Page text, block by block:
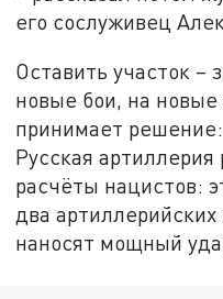
его сослуживец
Оставить участок –
новые бои, на
принимает
Русская артиллерия
расчёты нацистов:
два
наносят мощный